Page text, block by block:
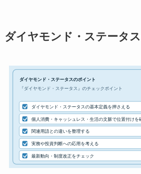
ダイヤモンド・ステータ
ダイヤモンド・ステータスのポイント
『ダイヤモンド・ステータス』のチェックポイント
ダイヤモンド・ステータスの基本定義を押さえる
個人消費・キャッシュレス・生活の文脈で位置付けを
関連用語との違いを整理する
実務や投資判断への応用を考える
最新動向・制度改正をチェック